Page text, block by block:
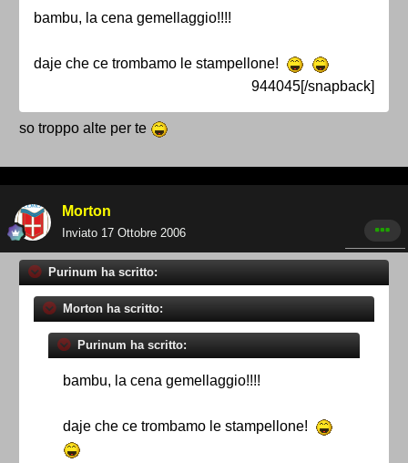
bambu, la cena gemellaggio!!!!
daje che ce trombamo le stampellone!
944045[/snapback]
so troppo alte per te
Morton
Inviato 17 Ottobre 2006
Purinum ha scritto:
Morton ha scritto:
Purinum ha scritto:
bambu, la cena gemellaggio!!!!
daje che ce trombamo le stampellone!